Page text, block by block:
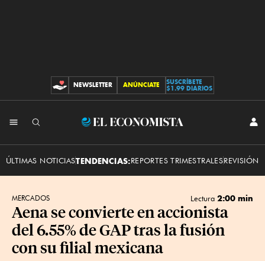
CONTRIBUCIONES
NEWSLETTER ANÚNCIATE
SUSCRÍBETE
$1.99 DIARIOS
El
ÚLTIMAS NOTICIASTENDENCIAS:REPORTES TRIMESTRALESREVISIÓN
MERCADOS Lectura 2:00 min
Aena se convierte en accionista
del 6.55% de GAP tras la fusión
con su filial mexicana